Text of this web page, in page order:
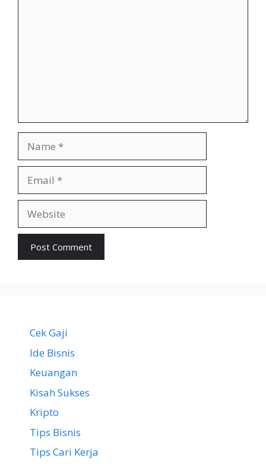
Cek Gaji
Ide Bisnis
Keuangan
Kisah Sukses
Kripto
Tips Bisnis
Tips Cari Kerja